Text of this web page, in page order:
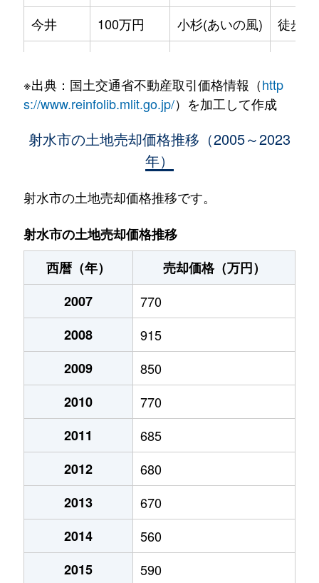
今井
100万円 小杉(あいの風)
徒歩
大島北野
190万円 越中大門
徒歩
片口
100万円 小杉(あいの風)
久々湊
1,200万円
串田
300万円 越中大門
420万円
450万円
黒河新
1,200万円
780万円
830万円
810万円
790万円
490万円
1,200万円
※出典：国土交通省不動産取引価格情報（http
s://www.reinfolib.mlit.go.jp/）を加工して作成
射水市の土地売却価格推移（2005～2023
年）
射水市の土地売却価格推移です。
射水市の土地売却価格推移
西暦（年）
売却価格（万円）
2007
770
2008
915
2009
850
2010
770
2011
685
2012
680
2013
670
2014
560
2015
590